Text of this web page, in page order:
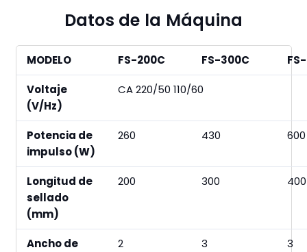
Datos de la Máquina
MODELO FS-200C FS-300C
Voltaje
(V/Hz)
CA 220/50 110/60
Potencia de
impulso (W)
260 430 600
Longitud de
sellado
(mm)
200 300 400
Ancho de
2 3 3